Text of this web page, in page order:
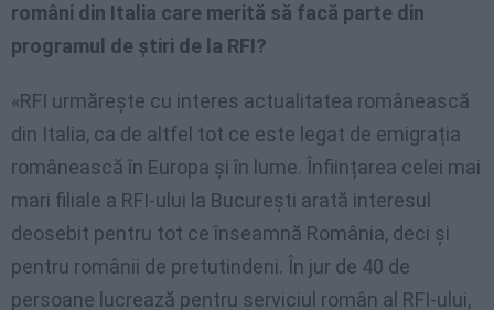
români din Italia care merită să facă parte din
programul de știri de la RFI?
«RFI urmărește cu interes actualitatea românească
din Italia, ca de altfel tot ce este legat de emigrația
românească în Europa și în lume. Înființarea celei mai
mari filiale a RFI-ului la București arată interesul
deosebit pentru tot ce înseamnă România, deci și
pentru românii de pretutindeni. În jur de 40 de
persoane lucrează pentru serviciul român al RFI-ului,